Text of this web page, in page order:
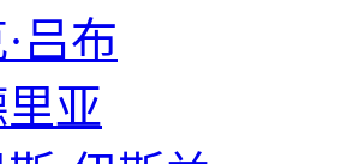
吕布
亚